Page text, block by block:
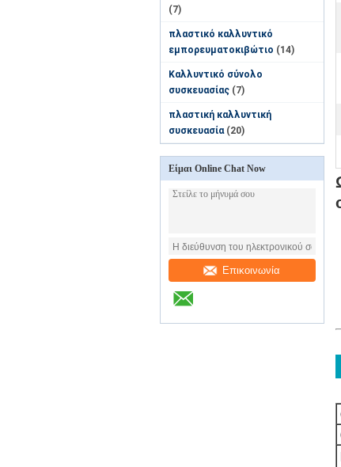
(7)
πλαστικό καλλυντικό
εμπορευματοκιβώτιο (14)
Καλλυντικό σύνολο
συσκευασίας (7)
πλαστική καλλυντική
συσκευασία (20)
Είμαι Online Chat Now
Επικοινωνία